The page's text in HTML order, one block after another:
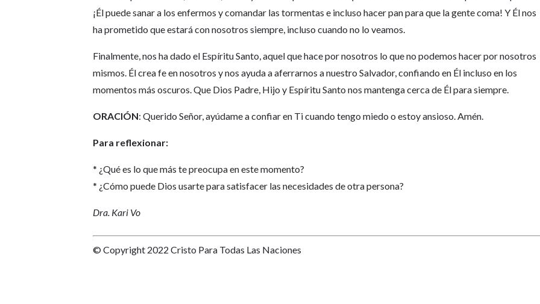
¡Él puede sanar a los enfermos y comandar las tormentas e incluso hacer pan para que la gente coma! Y Él nos
ha prometido que estará con nosotros siempre, incluso cuando no lo veamos.
Finalmente, nos ha dado el Espíritu Santo, aquel que hace por nosotros lo que no podemos hacer por nosotros
mismos. Él crea fe en nosotros y nos ayuda a aferrarnos a nuestro Salvador, confiando en Él incluso en los
momentos más oscuros. Que Dios Padre, Hijo y Espíritu Santo nos mantenga cerca de Él para siempre.
ORACIÓN: Querido Señor, ayúdame a confiar en Ti cuando tengo miedo o estoy ansioso. Amén.
Para reflexionar:
* ¿Qué es lo que más te preocupa en este momento?
* ¿Cómo puede Dios usarte para satisfacer las necesidades de otra persona?
Dra. Kari Vo
© Copyright 2022 Cristo Para Todas Las Naciones